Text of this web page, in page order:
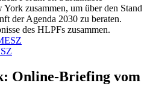
zusammen, um über den Stand
der Agenda 2030 zu beraten.
des HLPFs zusammen.
Online-Briefing vom